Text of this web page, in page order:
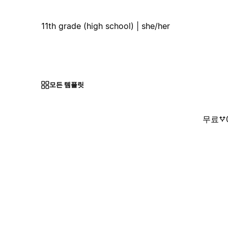
11th grade (high school) | she/her
모든 템플릿
무료